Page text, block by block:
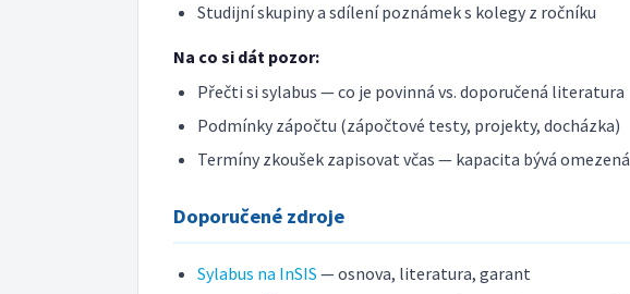
Studijní skupiny a sdílení poznámek s kolegy z ročníku
Na co si dát pozor:
Přečti si sylabus — co je povinná vs. doporučená literatura
Podmínky zápočtu (zápočtové testy, projekty, docházka)
Termíny zkoušek zapisovat včas — kapacita bývá omezená
Doporučené zdroje
Sylabus na InSIS — osnova, literatura, garant